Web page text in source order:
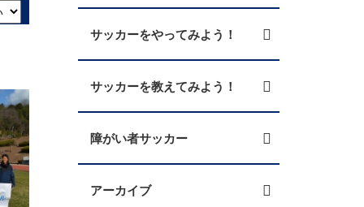
サッカーをやってみよう！
サッカーを教えてみよう！
障がい者サッカー
アーカイブ